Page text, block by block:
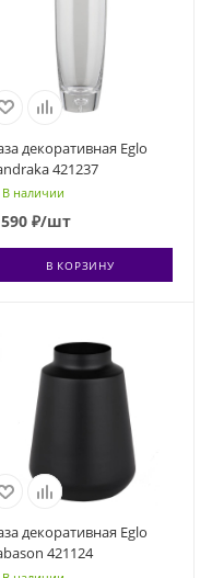
декоративная Eglo
421237
В наличии
₽/шт
В КОРЗИНУ
декоративная Eglo
421124